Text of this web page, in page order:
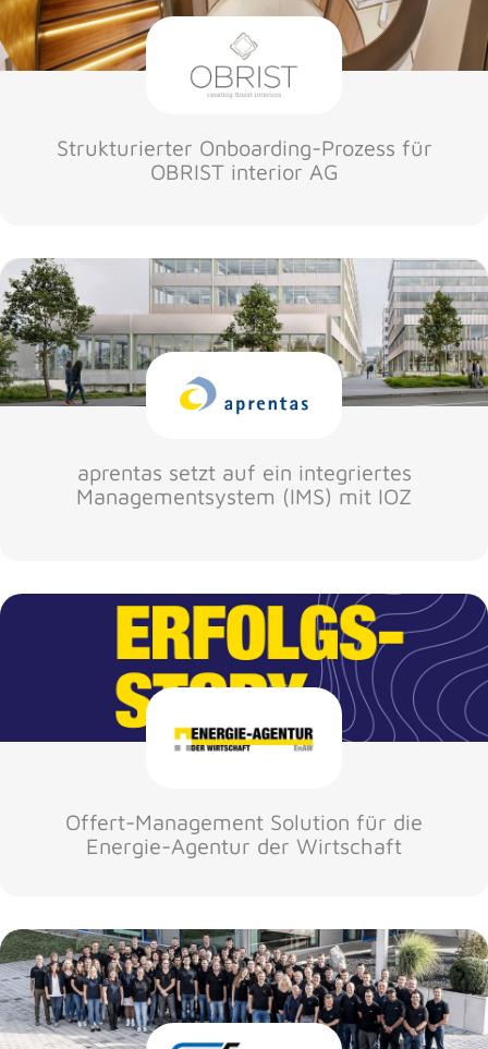
Strukturierter Onboarding-Prozess für
OBRIST interior AG
aprentas setzt auf ein integriertes
Managementsystem (IMS) mit IOZ
Offert-Management Solution für die
Energie-Agentur der Wirtschaft